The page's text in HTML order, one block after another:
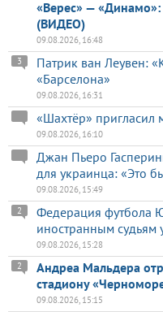
«Верес» — «Динамо»:
(ВИДЕО)
09.08.2026, 16:48
Патрик ван Леувен:
«Барселона»
3
09.08.2026, 16:31
«Шахтёр» пригласил
09.08.2026, 16:10
Джан Пьеро
для украинца: «Это
09.08.2026, 15:49
Федерация футбола
иностранным судьям
2
09.08.2026, 15:28
Андреа Мальдера
стадиону
2
09.08.2026, 15:15